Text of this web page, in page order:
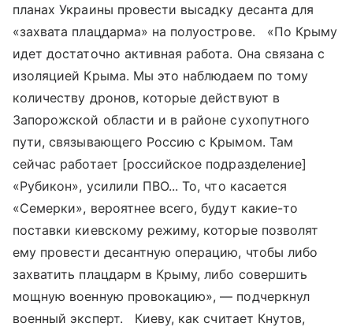
планах Украины провести высадку десанта для
«захвата плацдарма» на полуострове. «По Крыму
идет достаточно активная работа. Она связана с
изоляцией Крыма. Мы это наблюдаем по тому
количеству дронов, которые действуют в
Запорожской области и в районе сухопутного
пути, связывающего Россию с Крымом. Там
сейчас работает [российское подразделение]
«Рубикон», усилили ПВО... То, что касается
«Семерки», вероятнее всего, будут какие-то
поставки киевскому режиму, которые позволят
ему провести десантную операцию, чтобы либо
захватить плацдарм в Крыму, либо совершить
мощную военную провокацию», — подчеркнул
военный эксперт. Киеву, как считает Кнутов,